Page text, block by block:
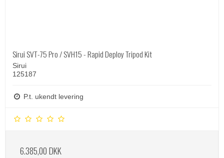
Sirui SVT-75 Pro / SVH15 - Rapid Deploy Tripod Kit
Sirui
125187
P.t. ukendt levering
6.385,00 DKK